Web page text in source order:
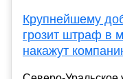
Крупнейшему
грозит штраф в
накажут